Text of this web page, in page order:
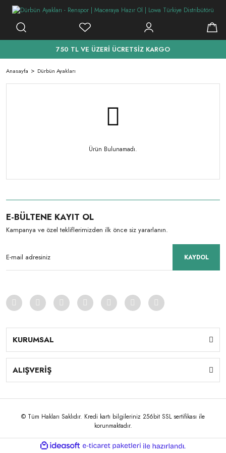
750 TL VE ÜZERİ ÜCRETSİZ KARGO
Anasayfa Dürbün Ayakları
Ürün Bulunamadı.
E-BÜLTENE KAYIT OL
Kampanya ve özel tekliflerimizden ilk önce siz yararlanın.
KAYDOL
KURUMSAL
ALIŞVERİŞ
© Tüm Hakları Saklıdır. Kredi kartı bilgileriniz 256bit SSL sertifikası ile
korunmaktadır.
ideasoft
e-